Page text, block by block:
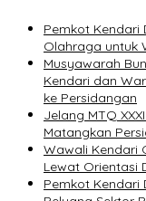
Pemkot Kendari
Olahraga untuk
Musyawarah
Kendari dan
ke Persidangan
Jelang MTQ
Matangkan
Wawali Kendari
Lewat Orientasi
Pemkot Kendari